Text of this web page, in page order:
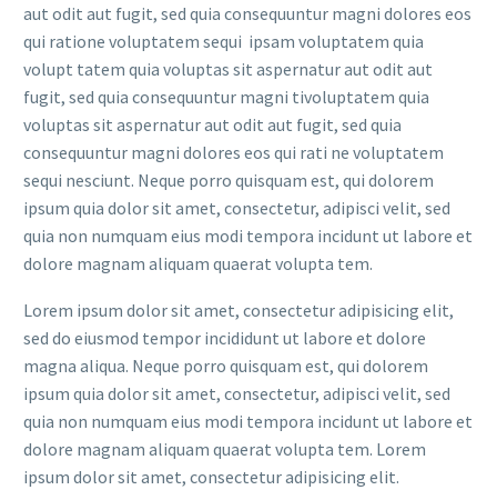
aut odit aut fugit, sed quia consequuntur magni dolores eos
qui ratione voluptatem sequi ipsam voluptatem quia
volupt tatem quia voluptas sit aspernatur aut odit aut
fugit, sed quia consequuntur magni tivoluptatem quia
voluptas sit aspernatur aut odit aut fugit, sed quia
consequuntur magni dolores eos qui rati ne voluptatem
sequi nesciunt. Neque porro quisquam est, qui dolorem
ipsum quia dolor sit amet, consectetur, adipisci velit, sed
quia non numquam eius modi tempora incidunt ut labore et
dolore magnam aliquam quaerat volupta tem.
Lorem ipsum dolor sit amet, consectetur adipisicing elit,
sed do eiusmod tempor incididunt ut labore et dolore
magna aliqua. Neque porro quisquam est, qui dolorem
ipsum quia dolor sit amet, consectetur, adipisci velit, sed
quia non numquam eius modi tempora incidunt ut labore et
dolore magnam aliquam quaerat volupta tem. Lorem
ipsum dolor sit amet, consectetur adipisicing elit.